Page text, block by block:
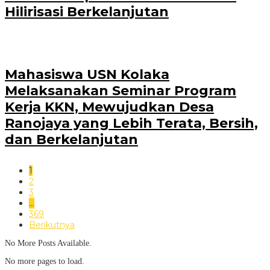
Hilirisasi Berkelanjutan
Mahasiswa USN Kolaka
Melaksanakan Seminar Program
Kerja KKN, Mewujudkan Desa
Ranojaya yang Lebih Terata, Bersih,
dan Berkelanjutan
1
2
3
…
369
Berikutnya
No More Posts Available.
No more pages to load.